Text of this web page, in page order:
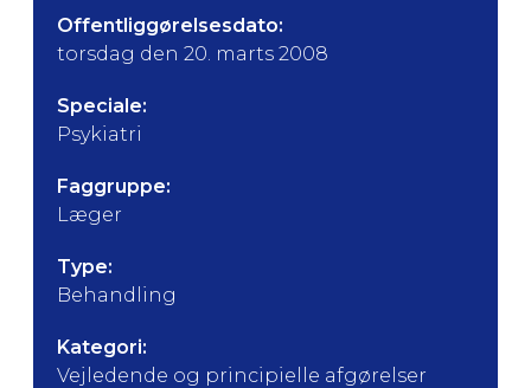
Offentliggørelsesdato:
torsdag den 20. marts 2008
Speciale:
Psykiatri
Faggruppe:
Læger
Type:
Behandling
Kategori:
Vejledende og principielle afgørelser